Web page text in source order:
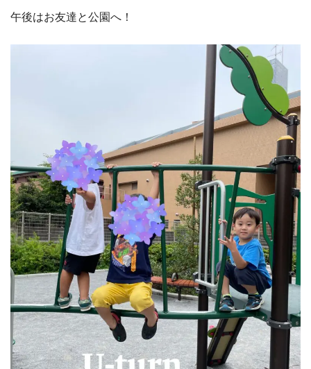
午後はお友達と公園へ！